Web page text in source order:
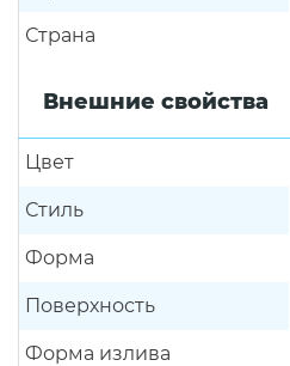
Страна
Внешние свойства
Цвет
Стиль
Форма
Поверхность
Форма излива